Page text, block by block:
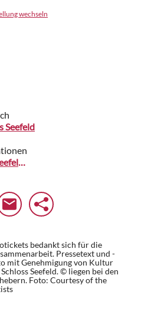
wechseln
Seefeld
kultur-schloss-seefeld.de
bedankt sich für die
Pressetext und -
mit Genehmigung von Kultur
Seefeld. © liegen bei den
Foto: Courtesy of the